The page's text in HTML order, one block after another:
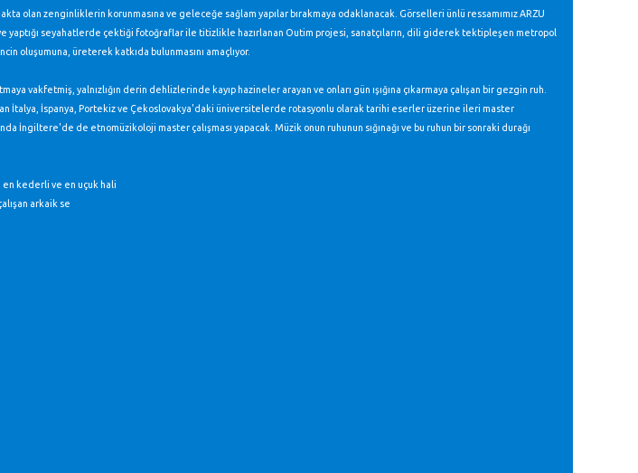
olan zenginliklerin korunmasına ve geleceğe sağlam yapılar bırakmaya odaklanacak. Görselleri ünlü ressamımız ARZU
yaptığı seyahatlerde çektiği fotoğraflar ile titizlikle hazırlanan Outim projesi, sanatçıların, dili giderek tektipleşen metropol
oluşumuna, üreterek katkıda bulunmasını amaçlıyor.
vakfetmiş, yalnızlığın derin dehlizlerinde kayıp hazineler arayan ve onları gün ışığına çıkarmaya çalışan bir gezgin ruh.
İtalya, İspanya, Portekiz ve Çekoslovakya'daki üniversitelerde rotasyonlu olarak tarihi eserler üzerine ileri master
İngiltere'de de etnomüzikoloji master çalışması yapacak. Müzik onun ruhunun sığınağı ve bu ruhun bir sonraki durağı
en kederli ve en uçuk hali
arkaik se